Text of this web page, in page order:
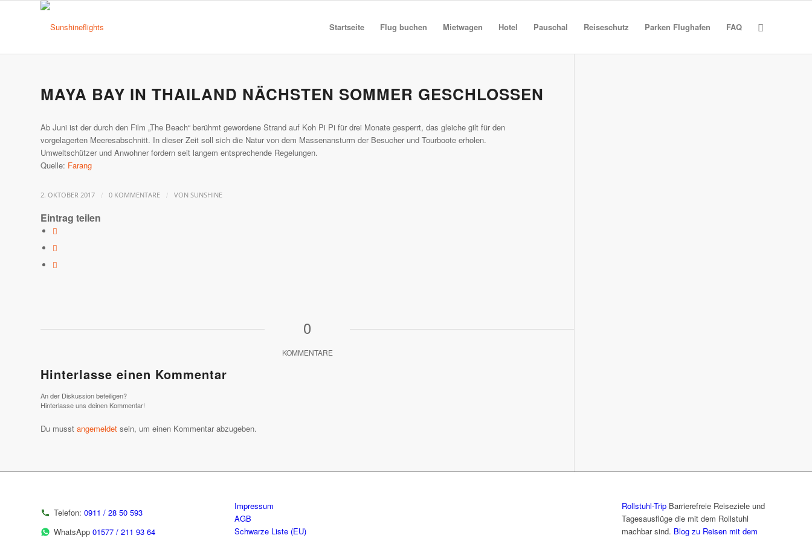
Startseite Flug buchen Mietwagen Hotel Pauschal Reiseschutz Parken Flughafen FAQ
MAYA BAY IN THAILAND NÄCHSTEN SOMMER GESCHLOSSEN
Ab Juni ist der durch den Film „The Beach“ berühmt gewordene Strand auf Koh Pi Pi für drei Monate gesperrt, das gleiche gilt für den
vorgelagerten Meeresabschnitt. In dieser Zeit soll sich die Natur von dem Massenansturm der Besucher und Tourboote erholen.
Umweltschützer und Anwohner fordern seit langem entsprechende Regelungen.
Quelle: Farang
2. OKTOBER 2017 / 0 KOMMENTARE / VON SUNSHINE
Eintrag teilen
0
KOMMENTARE
Hinterlasse einen Kommentar
An der Diskussion beteiligen?
Hinterlasse uns deinen Kommentar!
Du musst angemeldet sein, um einen Kommentar abzugeben.
Telefon: 0911 / 28 50 593
WhatsApp 01577 / 211 93 64
Impressum
AGB
Schwarze Liste (EU)
Rollstuhl-TripBarrierefreie Reiseziele und
Tagesausflüge die mit dem Rollstuhl
machbar sind. Blog zu Reisen mit dem